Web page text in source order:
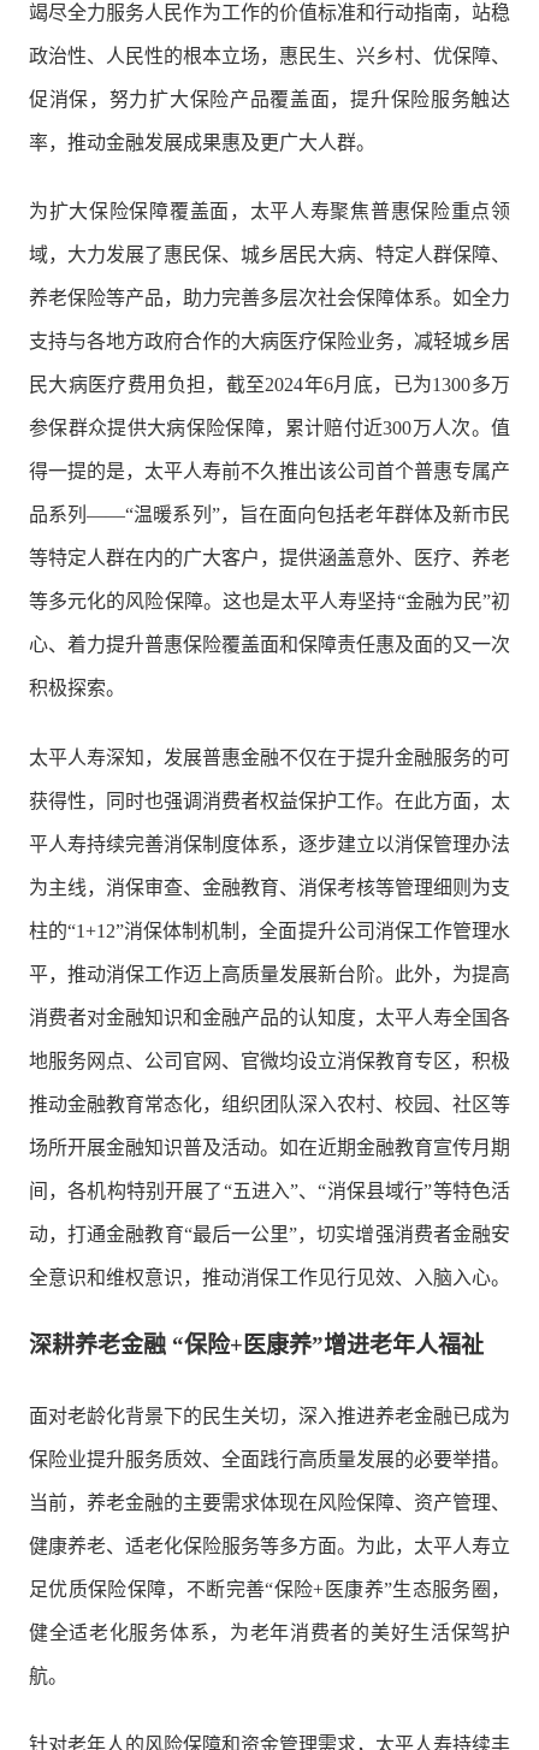
竭尽全力服务人民作为工作的价值标准和行动指南，站稳
政治性、人民性的根本立场，惠民生、兴乡村、优保障、
促消保，努力扩大保险产品覆盖面，提升保险服务触达
率，推动金融发展成果惠及更广大人群。
为扩大保险保障覆盖面，太平人寿聚焦普惠保险重点领
域，大力发展了惠民保、城乡居民大病、特定人群保障、
养老保险等产品，助力完善多层次社会保障体系。如全力
支持与各地方政府合作的大病医疗保险业务，减轻城乡居
民大病医疗费用负担，截至2024年6月底，已为1300多万
参保群众提供大病保险保障，累计赔付近300万人次。值
得一提的是，太平人寿前不久推出该公司首个普惠专属产
品系列——“温暖系列”，旨在面向包括老年群体及新市民
等特定人群在内的广大客户，提供涵盖意外、医疗、养老
等多元化的风险保障。这也是太平人寿坚持“金融为民”初
心、着力提升普惠保险覆盖面和保障责任惠及面的又一次
积极探索。
太平人寿深知，发展普惠金融不仅在于提升金融服务的可
获得性，同时也强调消费者权益保护工作。在此方面，太
平人寿持续完善消保制度体系，逐步建立以消保管理办法
为主线，消保审查、金融教育、消保考核等管理细则为支
柱的“1+12”消保体制机制，全面提升公司消保工作管理水
平，推动消保工作迈上高质量发展新台阶。此外，为提高
消费者对金融知识和金融产品的认知度，太平人寿全国各
地服务网点、公司官网、官微均设立消保教育专区，积极
推动金融教育常态化，组织团队深入农村、校园、社区等
场所开展金融知识普及活动。如在近期金融教育宣传月期
间，各机构特别开展了“五进入”、“消保县域行”等特色活
动，打通金融教育“最后一公里”，切实增强消费者金融安
全意识和维权意识，推动消保工作见行见效、入脑入心。
深耕养老金融 “保险+医康养”增进老年人福祉
面对老龄化背景下的民生关切，深入推进养老金融已成为
保险业提升服务质效、全面践行高质量发展的必要举措。
当前，养老金融的主要需求体现在风险保障、资产管理、
健康养老、适老化保险服务等多方面。为此，太平人寿立
足优质保险保障，不断完善“保险+医康养”生态服务圈，
健全适老化服务体系，为老年消费者的美好生活保驾护
航。
针对老年人的风险保障和资金管理需求，太平人寿持续丰